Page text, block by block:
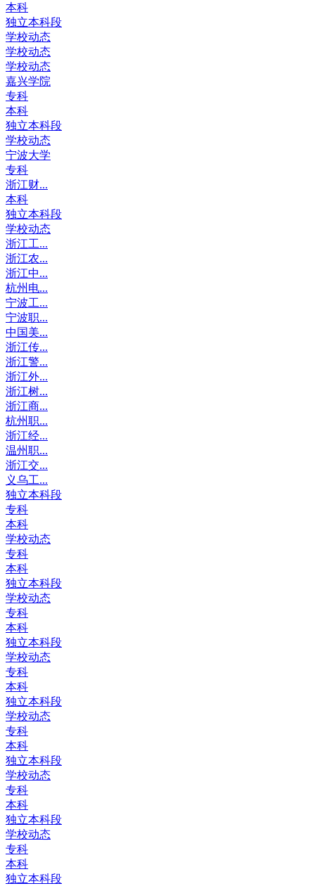
本科
独立本科段
学校动态
学校动态
学校动态
嘉兴学院
专科
本科
独立本科段
学校动态
宁波大学
专科
浙江财...
本科
独立本科段
学校动态
浙江工...
浙江农...
浙江中...
杭州电...
宁波工...
宁波职...
中国美...
浙江传...
浙江警...
浙江外...
浙江树...
浙江商...
杭州职...
浙江经...
温州职...
浙江交...
义乌工...
独立本科段
专科
本科
学校动态
专科
本科
独立本科段
学校动态
专科
本科
独立本科段
学校动态
专科
本科
独立本科段
学校动态
专科
本科
独立本科段
学校动态
专科
本科
独立本科段
学校动态
专科
本科
独立本科段